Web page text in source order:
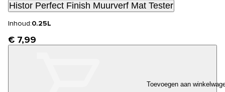
Histor Perfect Finish Muurverf Mat Tester
Inhoud:0.25L
€ 7,99
Toevoegen aan